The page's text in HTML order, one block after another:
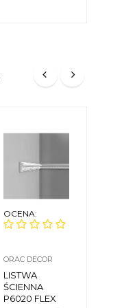
OCENA:
ORAC DECOR
LISTWA
ŚCIENNA
P6020 FLEX